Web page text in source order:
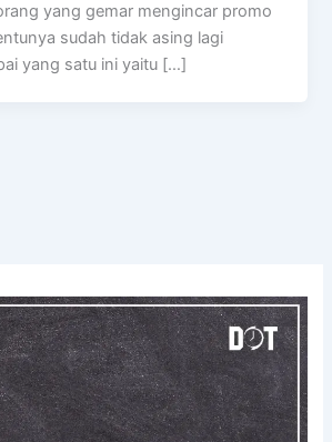
yang gemar mengincar promo
sudah tidak asing lagi
yang satu ini yaitu […]